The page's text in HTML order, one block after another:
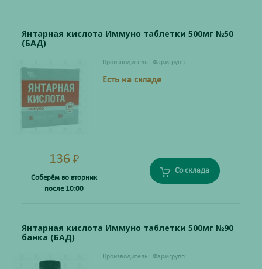
Янтарная кислота Иммуно таблетки 500мг №50
(БАД)
Производитель: Фармгрупп
Есть на складе
136 ₽
Соберём во вторник
после 10:00
Со склада
Янтарная кислота Иммуно таблетки 500мг №90
банка (БАД)
Производитель: Фармгрупп